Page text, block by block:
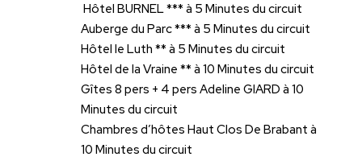
Hôtel BURNEL *** à 5 Minutes du circuit
Auberge du Parc *** à 5 Minutes du circuit
Hôtel le Luth ** à 5 Minutes du circuit
Hôtel de la Vraine ** à 10 Minutes du circuit
Gîtes 8 pers + 4 pers Adeline GIARD à 10
Minutes du circuit
Chambres d’hôtes Haut Clos De Brabant à
10 Minutes du circuit